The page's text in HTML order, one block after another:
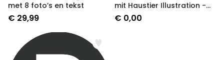
met 8 foto’s en tekst
€ 29,99
mit Haustier Illustration -
Design
€ 0,00